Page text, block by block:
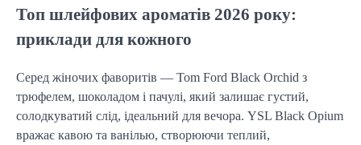
Топ шлейфових ароматів 2026 року:
приклади для кожного
Серед жіночих фаворитів — Tom Ford Black Orchid з
трюфелем, шоколадом і пачулі, який залишає густий,
солодкуватий слід, ідеальний для вечора. YSL Black Opium
вражає кавою та ванілью, створюючи теплий,